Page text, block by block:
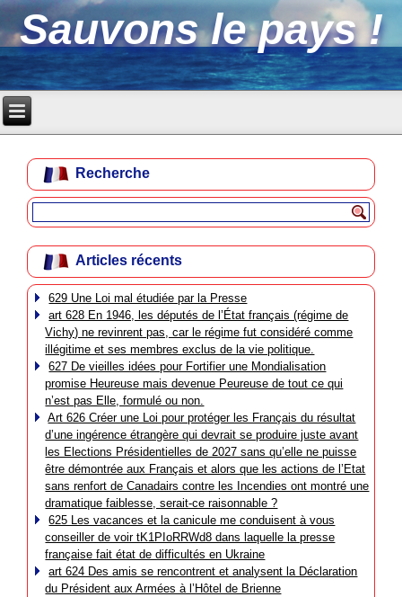
Sauvons le pays !
Recherche
Articles récents
629 Une Loi mal étudiée par la Presse
art 628 En 1946, les députés de l’État français (régime de
Vichy) ne revinrent pas, car le régime fut considéré comme
illégitime et ses membres exclus de la vie politique.
627 De vieilles idées pour Fortifier une Mondialisation
promise Heureuse mais devenue Peureuse de tout ce qui
n’est pas Elle, formulé ou non.
Art 626 Créer une Loi pour protéger les Français du résultat
d’une ingérence étrangère qui devrait se produire juste avant
les Elections Présidentielles de 2027 sans qu’elle ne puisse
être démontrée aux Français et alors que les actions de l’Etat
sans renfort de Canadairs contre les Incendies ont montré une
dramatique faiblesse, serait-ce raisonnable ?
625 Les vacances et la canicule me conduisent à vous
conseiller de voir tK1PIoRRWd8 dans laquelle la presse
française fait état de difficultés en Ukraine
art 624 Des amis se rencontrent et analysent la Déclaration
du Président aux Armées à l’Hôtel de Brienne